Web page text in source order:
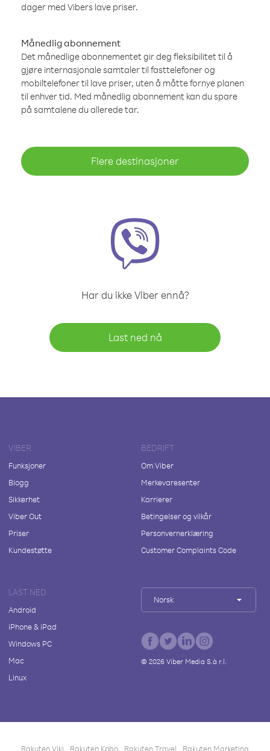
dager med Vibers lave priser.
Månedlig abonnement
Det månedlige abonnementet gir deg fleksibilitet til å
gjøre internasjonale samtaler til fasttelefoner og
mobiltelefoner til lave priser, uten å måtte fornye planen
til enhver tid. Med månedlig abonnement kan du spare
på samtalene du allerede tar.
Flere destinasjoner
Har du ikke Viber ennå?
Last ned nå
VIBER
Funksjoner
Blogg
Sikkerhet
Viber Out
Priser
Kundestøtte
BEDRIFT
Om Viber
Merkevaresenter
Karrierer
Betingelser og vilkår
Personvernerklæring
Customer Complaints Code
LAST NED
Android
iPhone & iPad
Windows PC
Mac
Linux
Norsk
© 2026Viber Media S.à r.l.
Rakuten Viki Rakuten Kobo Rakuten Travel Rakuten Marketing